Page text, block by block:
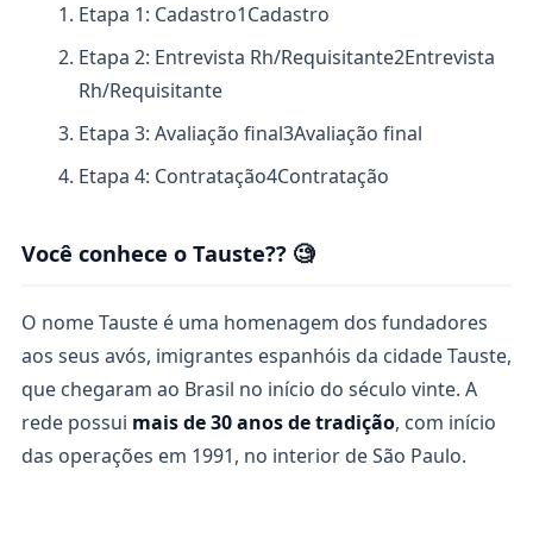
Etapa 1: Cadastro1Cadastro
Etapa 2: Entrevista Rh/Requisitante2Entrevista
Rh/Requisitante
Etapa 3: Avaliação final3Avaliação final
Etapa 4: Contratação4Contratação
Você conhece o Tauste?? 🧐
O nome Tauste é uma homenagem dos fundadores
aos seus avós, imigrantes espanhóis da cidade Tauste,
que chegaram ao Brasil no início do século vinte. A
rede possui mais de 30 anos de tradição, com início
das operações em 1991, no interior de São Paulo.